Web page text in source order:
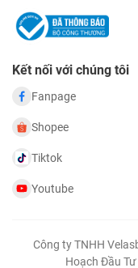
Kết nối với chúng tôi
Fanpage
Shopee
Tiktok
Youtube
Công ty TNHH
Hoạch Đầu